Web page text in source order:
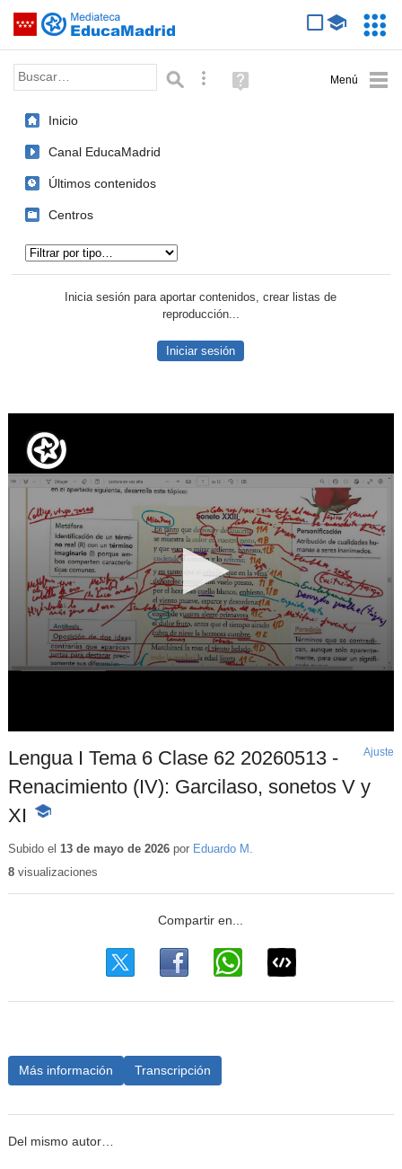
Saltar navegación
Palabra o frase: Búsqueda avanzada
Ayuda
(en
Inicio
Canal EducaMadrid
Últimos contenidos
Centros
Inicia sesión para aportar contenidos, crear listas de
reproducción...
Iniciar sesión
Lengua I Tema 6 Clase 62 20260513 -
Renacimiento (IV): Garcilaso, sonetos V y
XI
-
educativo
Ajuste
Subido el 13 de mayo de 2026por Eduardo M.
8visualizaciones
Más información Transcripción
Del mismo autor…